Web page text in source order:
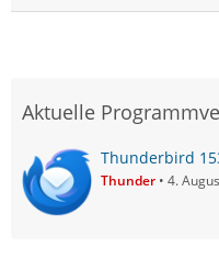
Aktuelle
Thunderbird
Thunder 4.